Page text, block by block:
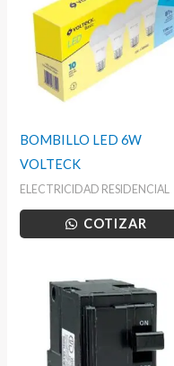
BOMBILLO LED 6W
VOLTECK
ELECTRICIDAD RESIDENCIAL
COTIZAR